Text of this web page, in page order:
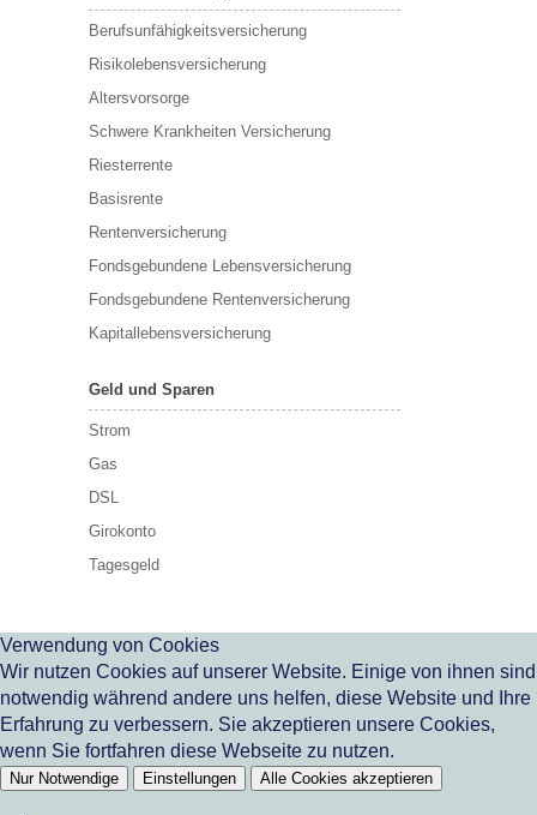
Berufs­unfähigkeitsversicherung
Risikolebensversicherung
Altersvorsorge
Schwere Krankheiten Versicherung
Riesterrente
Basisrente
Rentenversicherung
Fondsgebundene Lebensversicherung
Fondsgebundene Rentenversicherung
Kapitallebensversicherung
Geld und Sparen
Strom
Gas
DSL
Girokonto
Tagesgeld
Verwendung von Cookies
Wir nutzen Cookies auf unserer Website. Einige von ihnen sind
notwendig während andere uns helfen, diese Website und Ihre
Erfahrung zu verbessern. Sie akzeptieren unsere Cookies,
wenn Sie fortfahren diese Webseite zu nutzen.
Nur Notwendige Einstellungen Alle Cookies akzeptieren